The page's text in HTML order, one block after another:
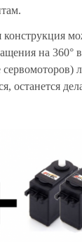
на 360°
сервомоторов)
останется